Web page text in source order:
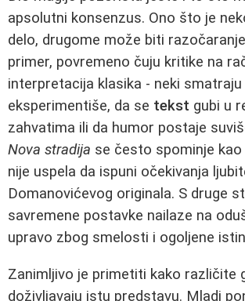
apsolutni konsenzus. Ono što je
delo, drugome može biti
primer, povremeno čuju kritike na
interpretacija klasika - neki
eksperimentiše, da se tekst gubi u
zahvatima ili da humor postaje
Nova stradija se često spominje
nije uspela da ispuni očekivanja
Domanovićevog originala. S druge
savremene postavke nailaze na
upravo zbog smelosti i ogoljene
Zanimljivo je primetiti kako različite
doživljavaju istu predstavu. Mladi